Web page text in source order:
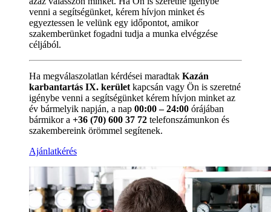
venni a segítségünket, kérem hívjon minket és
egyeztessen le velünk egy időpontot, amikor
szakemberünket fogadni tudja a munka elvégzése
céljából.
Ha megválaszolatlan kérdései maradtak Kazán
karbantartás IX. kerület kapcsán vagy Ön is szeretné
igénybe venni a segítségünket kérem hívjon minket az
év bármelyik napján, a nap 00:00 – 24:00 órájában
bármikor a +36 (70) 600 37 72 telefonszámunkon és
szakembereink örömmel segítenek.
Ajánlatkérés